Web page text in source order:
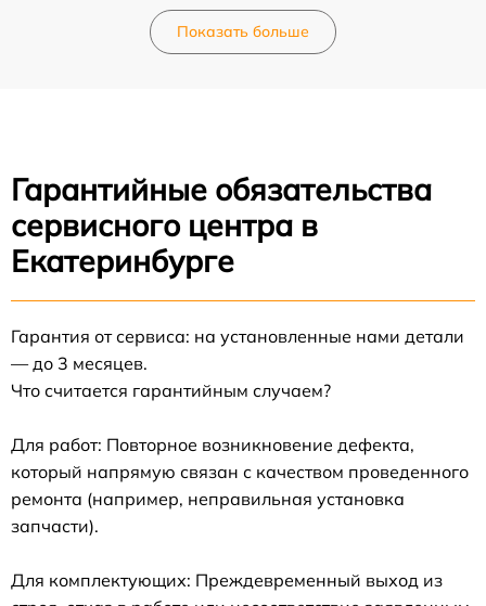
Показать больше
Гарантийные обязательства
сервисного центра в
Екатеринбурге
Гарантия от сервиса: на установленные нами детали
— до 3 месяцев.
Что считается гарантийным случаем?
Для работ: Повторное возникновение дефекта,
который напрямую связан с качеством проведенного
ремонта (например, неправильная установка
запчасти).
Для комплектующих: Преждевременный выход из